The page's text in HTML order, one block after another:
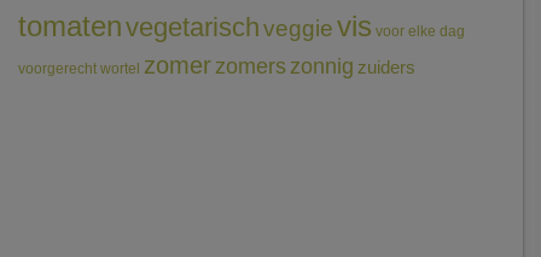
tomatenvegetarischveggievis voor elke dag
voorgerecht wortel zomerzomerszonnig zuiders